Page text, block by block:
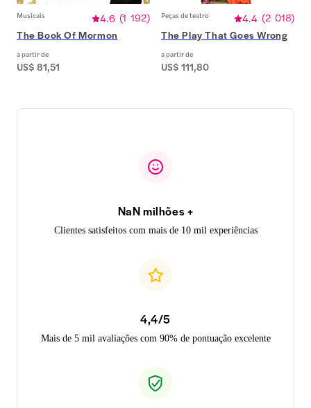
Musicais 4.6 (1 192)
The Book Of Mormon
a partir de
US$ 81,51
Peças de teatro 4.4 (2 018)
The Play That Goes Wrong
a partir de
US$ 111,80
NaN milhões +
Clientes satisfeitos com mais de 10 mil experiências
4,4/5
Mais de 5 mil avaliações com 90% de pontuação excelente